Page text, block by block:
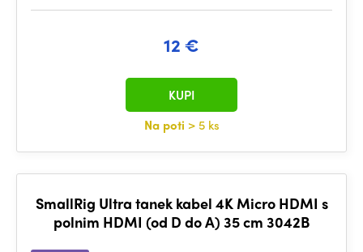
12 €
Na poti > 5 ks
KUPI
SmallRig Ultra tanek kabel 4K Micro HDMI s
polnim HDMI (od D do A) 35 cm 3042B